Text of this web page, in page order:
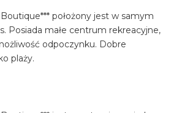
położony jest w samym
Posiada małe centrum rekreacyjne,
odpoczynku. Dobre
plaży.